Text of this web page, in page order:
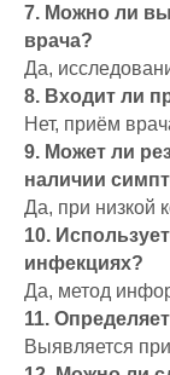
7. Можно ли
врача?
Да,
8. Входит ли
Нет, приём
9. Может ли
наличии
Да, при низкой
10.
инфекциях?
Да, метод
11.
Выявляется